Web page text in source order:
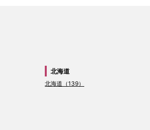
北海道
北海道（139）